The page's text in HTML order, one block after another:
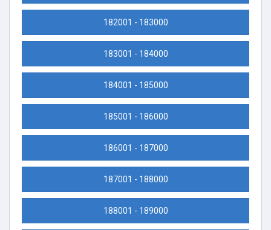
182001 - 183000
183001 - 184000
184001 - 185000
185001 - 186000
186001 - 187000
187001 - 188000
188001 - 189000